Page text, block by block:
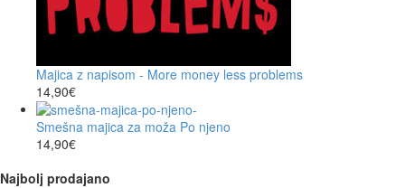
Majica z napisom - More money less problems
14,90€
Smešna majica za moža Po njeno
14,90€
Najbolj prodajano